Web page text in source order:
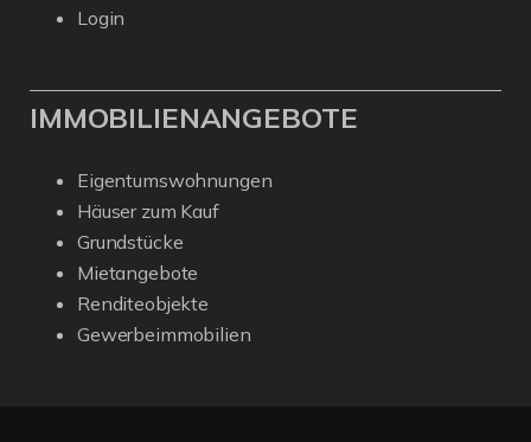
Login
IMMOBILIENANGEBOTE
Eigentumswohnungen
Häuser zum Kauf
Grundstücke
Mietangebote
Renditeobjekte
Gewerbeimmobilien